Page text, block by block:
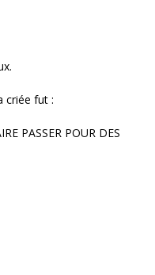
criée fut :
PASSER POUR DES